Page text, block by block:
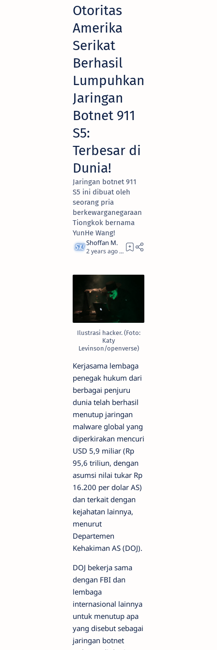
Otoritas
Amerika
Serikat
Berhasil
Lumpuhkan
Jaringan
Botnet 911
S5:
Terbesar di
Dunia!
Jaringan botnet 911
S5 ini dibuat oleh
seorang pria
berkewarganegaraan
Tiongkok bernama
YunHe Wang!
2 years ago 2
Ilustrasi hacker. (Foto:
Katy
Levinson/openverse)
Kerjasama lembaga
penegak hukum dari
berbagai penjuru
dunia telah berhasil
menutup jaringan
malware global yang
diperkirakan mencuri
USD 5,9 miliar (Rp
95,6 triliun, dengan
asumsi nilai tukar Rp
16.200 per dolar AS)
dan terkait dengan
kejahatan lainnya,
menurut
Departemen
Kehakiman AS (DOJ).
DOJ bekerja sama
dengan FBI dan
lembaga
internasional lainnya
untuk menutup apa
yang disebut sebagai
jaringan botnet